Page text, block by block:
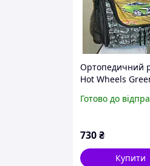
Ортопедичний
Hot Wheels
Готово до
730₴
Купити